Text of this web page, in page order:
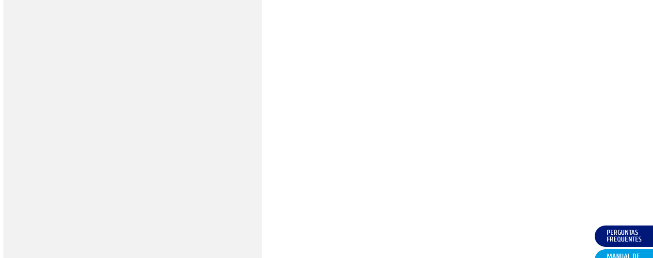
PERGUNTAS
FREQUENTES
MANUAL DE